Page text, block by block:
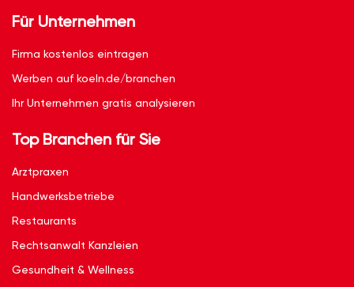
Für Unternehmen
Firma kostenlos eintragen
Werben auf koeln.de/branchen
Ihr Unternehmen gratis analysieren
Top Branchen für Sie
Arztpraxen
Handwerksbetriebe
Restaurants
Rechtsanwalt Kanzleien
Gesundheit & Wellness